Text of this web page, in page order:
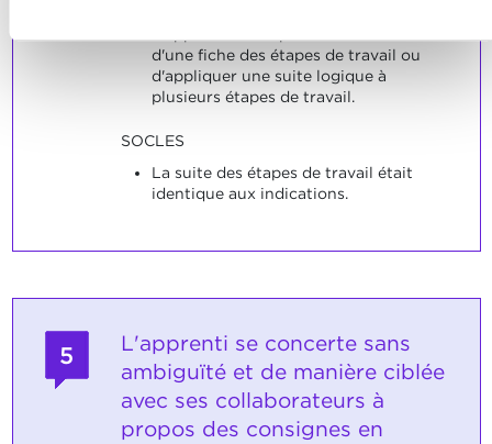
d'une fiche des étapes de travail ou
d'appliquer une suite logique à
plusieurs étapes de travail.
SOCLES
La suite des étapes de travail était
identique aux indications.
5
L'apprenti se concerte sans
ambiguïté et de manière ciblée
avec ses collaborateurs à
propos des consignes en